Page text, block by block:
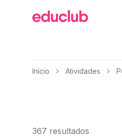
Educlub
Início Atividades
367 resultados